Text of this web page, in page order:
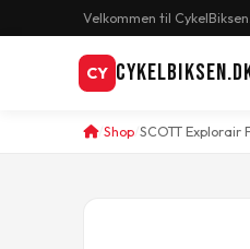
Velkommen til
CY
Shop SCOTT Explorair